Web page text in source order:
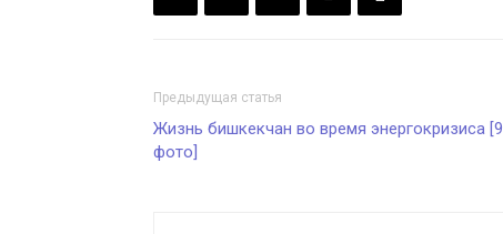
Предыдущая статья
Жизнь бишкекчан во время энергокризиса [9
фото]